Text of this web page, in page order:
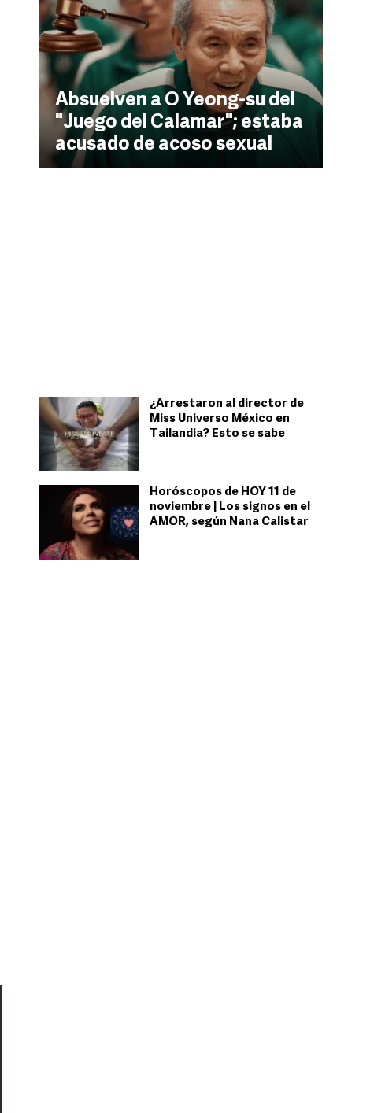
Absuelven a O Yeong-su del
"Juego del Calamar"; estaba
acusado de acoso sexual
¿Arrestaron al director de
Miss Universo México en
Tailandia? Esto se sabe
Horóscopos de HOY 11 de
noviembre | Los signos en el
AMOR, según Nana Calistar